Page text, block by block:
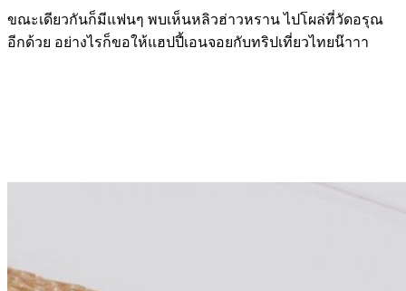
ขณะเดียวกันก็มีแฟนๆ พบเห็นหลิวฮ่าวหราน ไปโผล่ที่วัดอรุณ
อีกด้วย อย่างไรก็ขอให้แฮปปี้เอนจอยกับทริปเที่ยวไทยน๊าาา